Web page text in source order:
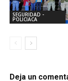
SEGURIDAD -
POLICIACA
Deja un